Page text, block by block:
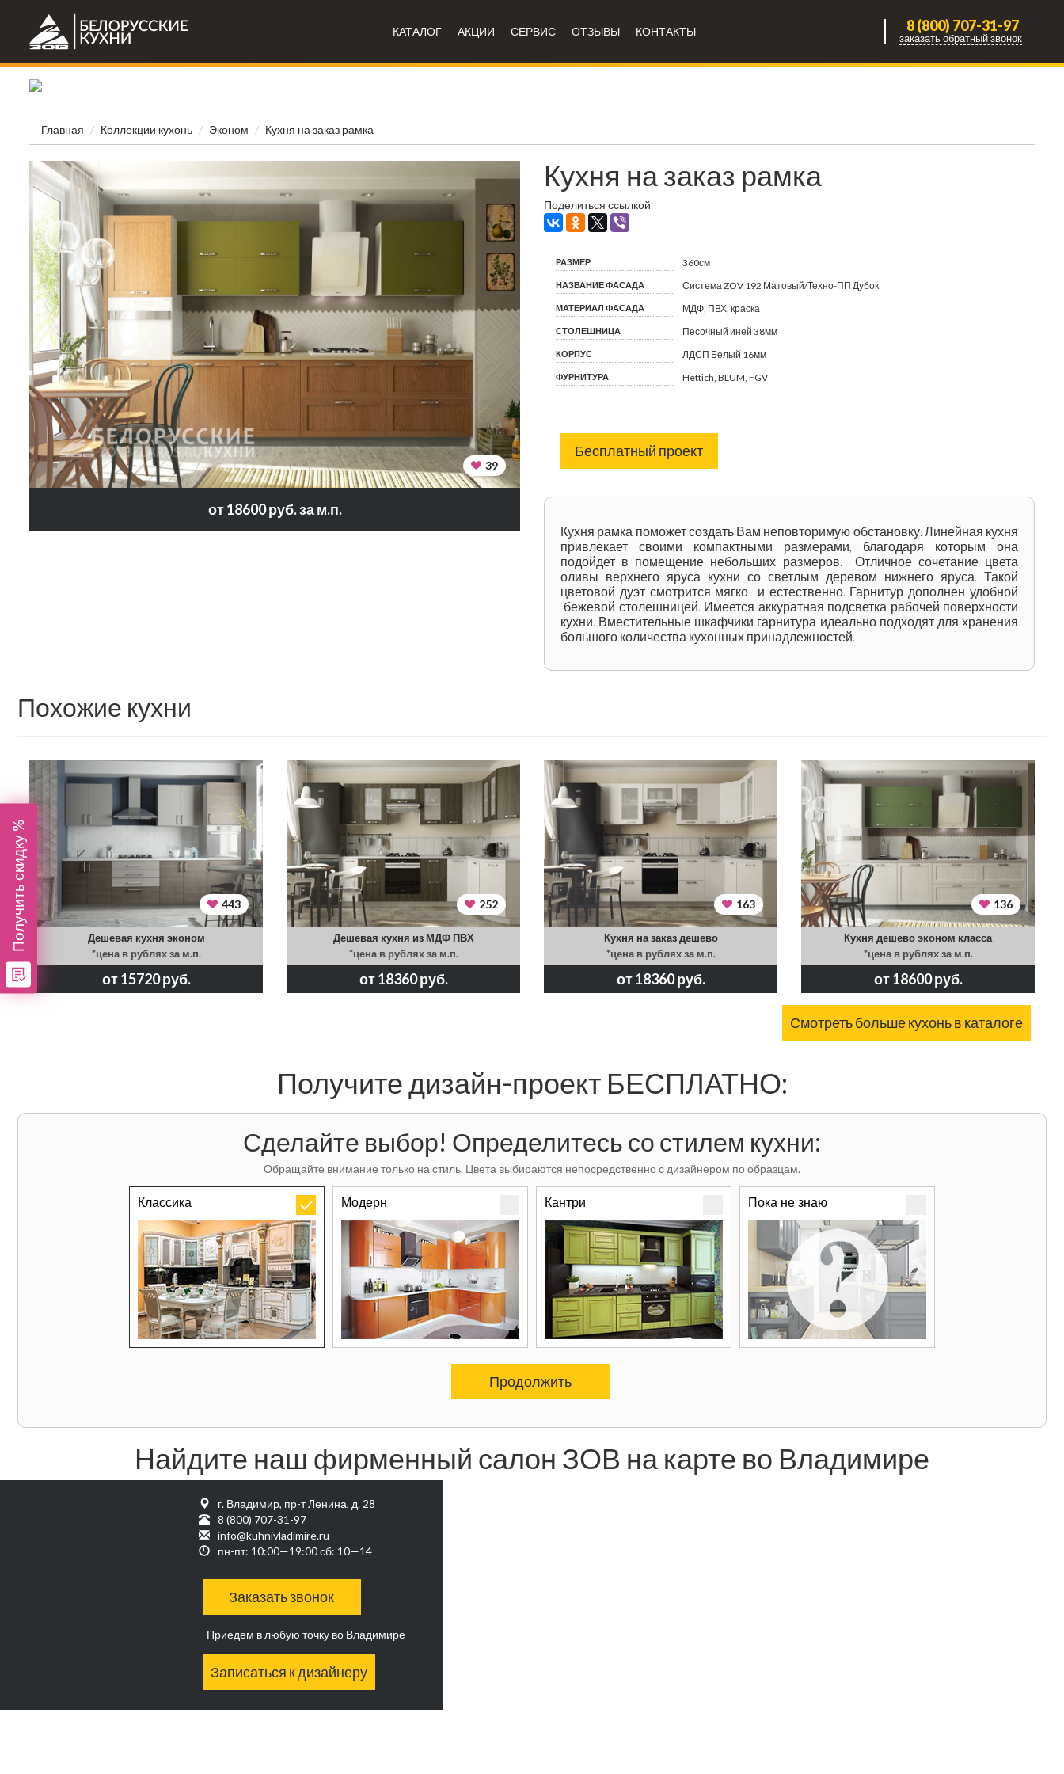
Получить скидку %
КАТАЛОГ АКЦИИ СЕРВИС ОТЗЫВЫ КОНТАКТЫ 8 (800) 707-31-97
заказать обратный звонок
Главная Коллекции кухонь Эконом Кухня на заказ рамка
39
от 18600 руб. за м.п.
Кухня на заказ рамка
Поделиться ссылкой
РАЗМЕР 360см
НАЗВАНИЕ ФАСАДА Система ZOV 192 Матовый/Техно-ПП Дубок
МАТЕРИАЛ ФАСАДА МДФ, ПВХ, краска
СТОЛЕШНИЦА Песочный иней 38мм
КОРПУС ЛДСП Белый 16мм
ФУРНИТУРА Hettich, BLUM, FGV
Бесплатный проект
Кухня рамка поможет создать Вам неповторимую обстановку. Линейная кухня
привлекает своими компактными размерами, благодаря которым она
подойдет в помещение небольших размеров. Отличное сочетание цвета
оливы верхнего яруса кухни со светлым деревом нижнего яруса. Такой
цветовой дуэт смотрится мягко и естественно. Гарнитур дополнен удобной
бежевой столешницей. Имеется аккуратная подсветка рабочей поверхности
кухни. Вместительные шкафчики гарнитура идеально подходят для хранения
большого количества кухонных принадлежностей.
Похожие кухни
443
Дешевая кухня эконом
*цена в рублях за м.п.
от 15720 руб.
252
Дешевая кухня из МДФ ПВХ
*цена в рублях за м.п.
от 18360 руб.
163
Кухня на заказ дешево
*цена в рублях за м.п.
от 18360 руб.
136
Кухня дешево эконом класса
*цена в рублях за м.п.
от 18600 руб.
Смотреть больше кухонь в каталоге
Получите дизайн-проект БЕСПЛАТНО:
Сделайте выбор! Определитесь со стилем кухни:
Обращайте внимание только на стиль. Цвета выбираются непосредственно с дизайнером по образцам.
Классика Модерн Кантри Пока не знаю
Продолжить
Найдите наш фирменный салон ЗОВ на карте во Владимире
г. Владимир, пр-т Ленина, д. 28
8 (800) 707-31-97
info@kuhnivladimire.ru
пн-пт: 10:00—19:00 сб: 10—14
Заказать звонок
Приедем в любую точку во Владимире
Записаться к дизайнеру